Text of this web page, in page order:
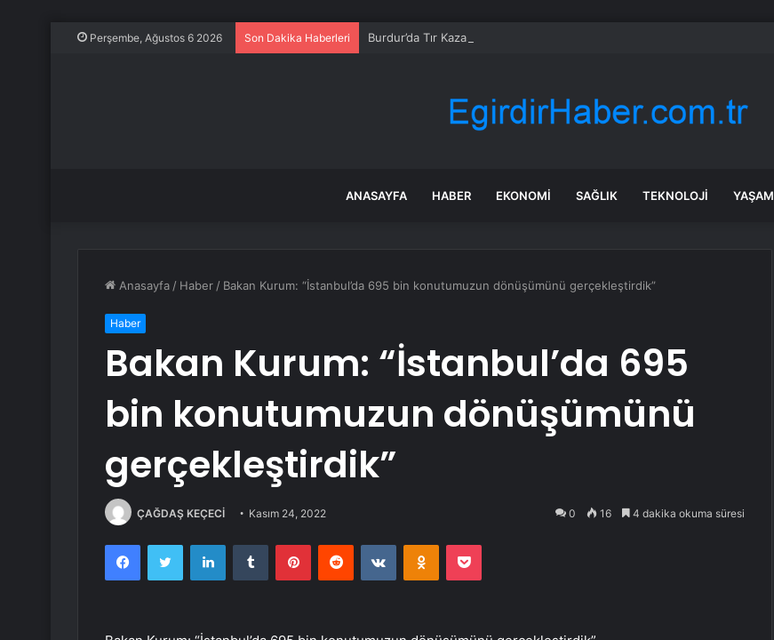
Perşembe, Ağustos 6 2026 Son Dakika Haberleri Burdur’da Tır Kazası: Sürücü Yaralandı
ANASAYFA HABER EKONOMI SAĞLIK TEKNOLOJI YAŞAM
Anasayfa / Haber / Bakan Kurum: “İstanbul’da 695 bin konutumuzun dönüşümünü gerçekleştirdik”
Haber
Bakan Kurum: “İstanbul’da 695
bin konutumuzun dönüşümünü
gerçekleştirdik”
ÇAĞDAŞ KEÇECİ Kasım 24, 2022 0 16 4 dakika okuma süresi
FacebookTwitter LinkedInTumblr PinterestReddit VKontakteOdnoklassniki
Pocket